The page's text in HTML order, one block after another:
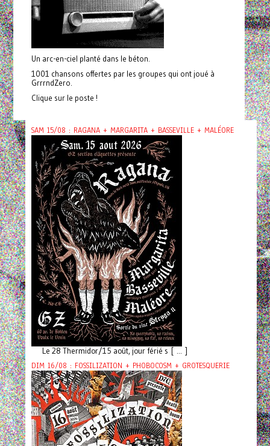
Un arc-en-ciel planté dans le béton.
1001 chansons offertes par les groupes qui ont joué à
GrrrndZero.
Clique sur le poste !
SAM 15/08 : RAGANA + MARGARITA + BASSEVILLE + MALÉORE
Le 28 Thermidor/15 août, jour férié s [ ... ]
DIM 16/08 : FOSSILIZATION + PHOBOCOSM + GROTESQUERIE